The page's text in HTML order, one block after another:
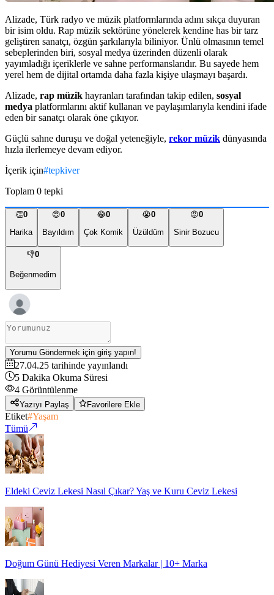
Alizade, Türk radyo ve müzik platformlarında adını sıkça duyuran
bir isim oldu. Rap müzik sektörüne yönelerek kendine has bir tarz
geliştiren sanatçı, özgün şarkılarıyla biliniyor. Ünlü olmasının temel
sebeplerinden biri, sosyal medya üzerinden düzenli olarak
yayımladığı içeriklerle ve sahne performanslarıdır. Bu sayede hem
yerel hem de dijital ortamda daha fazla kişiye ulaşmayı başardı.
Alizade, rap müzik hayranları tarafından takip edilen, sosyal
medya platformlarını aktif kullanan ve paylaşımlarıyla kendini ifade
eden bir sanatçı olarak öne çıkıyor.
Güçlü sahne duruşu ve doğal yeteneğiyle, rekor müzik dünyasında
hızla ilerlemeye devam ediyor.
İçerik için#tepkiver
Toplam 0 tepki
👏0
Harika
😍0
Bayıldım
😂0
Çok Komik
😭0
Üzüldüm
😡0
Sinir Bozucu
👎0
Beğenmedim
Yorumu Göndermek için giriş yapın!
27.04.25 tarihinde yayınlandı
5 Dakika Okuma Süresi
4 Görüntülenme
Yazıyı Paylaş Favorilere Ekle
Etiket#Yaşam
Tümü
Eldeki Ceviz Lekesi Nasıl Çıkar? Yaş ve Kuru Ceviz Lekesi
Doğum Günü Hediyesi Veren Markalar | 10+ Marka